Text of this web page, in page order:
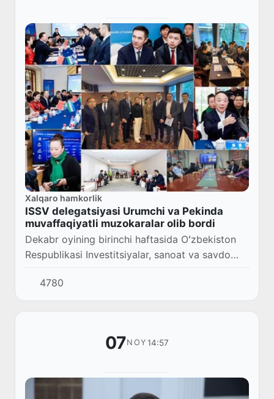
Xalqaro hamkorlik
ISSV delegatsiyasi Urumchi va Pekinda
muvaffaqiyatli muzokaralar olib bordi
Dekabr oyining birinchi haftasida Oʻzbekiston
Respublikasi Investitsiyalar, sanoat va savdo
vazirligi, Namangan viloyati tuman va viloyat
hokimliklari vakillaridan iborat delegatsi...
4780
07NOY 14:57